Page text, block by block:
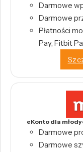
Darmowe
Darmowe
Płatności
Pay, Fitbit
eKonto dla
Darmowe
Darmowe